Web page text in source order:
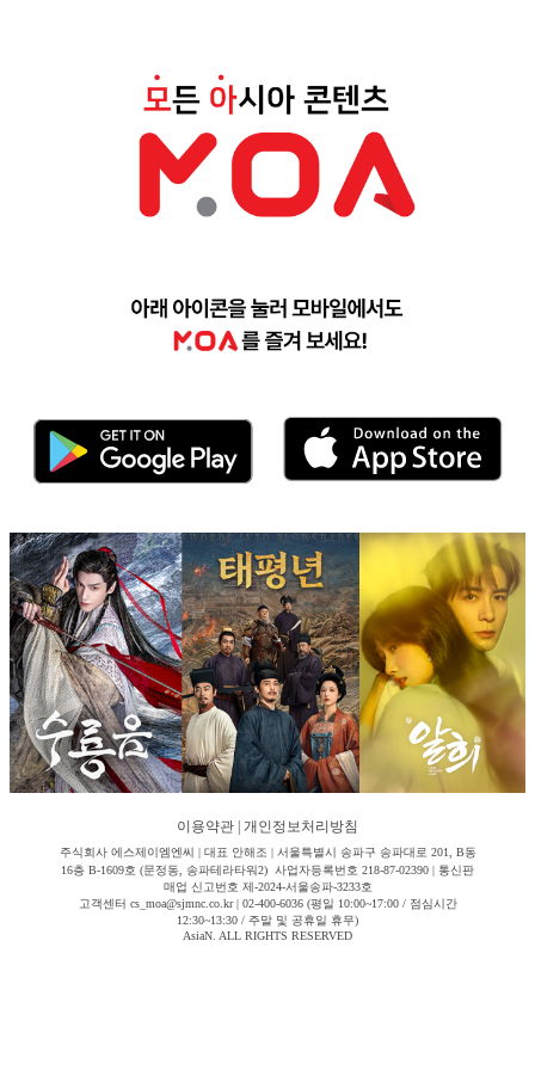
이용약관 개인정보처리방침
주식회사 에스제이엠엔씨 | 대표 안해조 | 서울특별시 송파구 송파대로 201, B동
16층 B-1609호 (문정동, 송파테라타워2) 사업자등록번호 218-87-02390 | 통신판
매업 신고번호 제-2024-서울송파-3233호
고객센터 cs_moa@sjmnc.co.kr | 02-400-6036 (평일 10:00~17:00 / 점심시간
12:30~13:30 / 주말 및 공휴일 휴무)
AsiaN. ALL RIGHTS RESERVED